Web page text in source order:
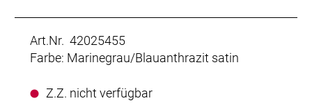
Art.Nr. 42025455
Farbe: Marinegrau/Blauanthrazit satin
Z.Z. nicht verfügbar